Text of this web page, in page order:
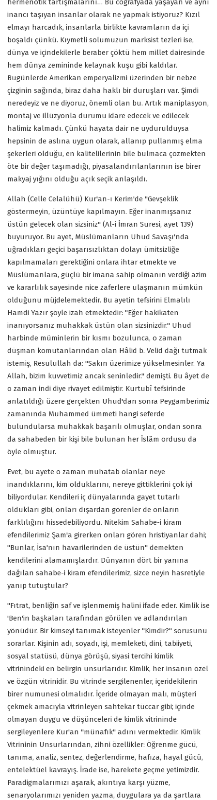
hermenötik tartışmalarını… Bu coğrafyada yaşayan ve aynı
inancı taşıyan insanlar olarak ne yapmak istiyoruz? Kızıl
elmayı harcadık, insanlarla birlikte kavramların da içi
boşaldı çünkü. Kıymetli solumuzun marksist tezleri ise,
dünya ve içindekilerle beraber çöktü hem millet dairesinde
hem dünya zemininde kelaynak kuşu gibi kaldılar.
Bugünlerde Amerikan emperyalizmi üzerinden bir nebze
çizginin sağında, biraz daha haklı bir duruşları var. Şimdi
neredeyiz ve ne diyoruz, önemli olan bu. Artık maniplasyon,
montaj ve illüzyonla durumu idare edecek ve edilecek
halimiz kalmadı. Çünkü hayata dair ne uydurulduysa
hepsinin de aslına uygun olarak, allanıp pullanmış elma
şekerleri olduğu, en kalitelilerinin bile bulmaca çözmekten
öte bir değer taşımadığı, piyasalandırılanlarının ise birer
makyaj yığını olduğu açık seçik anlaşıldı.
Allah (Celle Celalühü) Kur'an-ı Kerim'de "Gevşeklik
göstermeyin, üzüntüye kapılmayın. Eğer inanmışsanız
üstün gelecek olan sizsiniz" (Al-i İmran Suresi, ayet 139)
buyuruyor. Bu ayet, Müslümanların Uhud Savaşı'nda
uğradıkları geçici başarısızlıktan dolayı ümitsizliğe
kapılmamaları gerektiğini onlara ihtar etmekte ve
Müslümanlara, güçlü bir imana sahip olmanın verdiği azim
ve kararlılık sayesinde nice zaferlere ulaşmanın mümkün
olduğunu müjdelemektedir. Bu ayetin tefsirini Elmalılı
Hamdi Yazır şöyle izah etmektedir: "Eğer hakikaten
inanıyorsanız muhakkak üstün olan sizsinizdir." Uhud
harbinde müminlerin bir kısmı bozulunca, o zaman
düşman komutanlarından olan Hâlid b. Velid dağı tutmak
istemiş, Resulullah da: "Sakın üzerimize yükselmesinler. Ya
Allah, bizim kuvvetimiz ancak seninledir." demişti. Bu âyet de
o zaman indi diye rivayet edilmiştir. Kurtubî tefsirinde
anlatıldığı üzere gerçekten Uhud'dan sonra Peygamberimiz
zamanında Muhammed ümmeti hangi seferde
bulundularsa muhakkak başarılı olmuşlar, ondan sonra
da sahabeden bir kişi bile bulunan her İslâm ordusu da
öyle olmuştur.
Evet, bu ayete o zaman muhatab olanlar neye
inandıklarını, kim olduklarını, nereye gittiklerini çok iyi
biliyordular. Kendileri iç dünyalarında gayet tutarlı
oldukları gibi, onları dışardan görenler de onların
farklılığını hissedebiliyordu. Nitekim Sahabe-i kiram
efendilerimiz Şam'a girerken onları gören hristiyanlar dahi;
"Bunlar, İsa'nın havarilerinden de üstün" demekten
kendilerini alamamışlardır. Dünyanın dört bir yanına
dağılan sahabe-i kiram efendilerimiz, sizce neyin hasretiyle
yanıp tutuştular?
"Fıtrat, benliğin saf ve işlenmemiş halini ifade eder. Kimlik ise
'Ben'in başkaları tarafından görülen ve adlandırılan
yönüdür. Bir kimseyi tanımak isteyenler "Kimdir?" sorusunu
sorarlar. Kişinin adı, soyadı, işi, memleketi, dini, tabiiyeti,
sosyal statüsü, dünya görüşü, siyasi tercihi kimlik
vitrinindeki en belirgin unsurlarıdır. Kimlik, her insanın özel
ve özgün vitrinidir. Bu vitrinde sergilenenler, içeridekilerin
birer numunesi olmalıdır. İçeride olmayan malı, müşteri
çekmek amacıyla vitrinleyen sahtekar tüccar gibi; içinde
olmayan duygu ve düşünceleri de kimlik vitrininde
sergileyenlere Kur'an "münafık" adını vermektedir. Kimlik
Vitrininin Unsurlarından, zihni özellikler: Öğrenme gücü,
tanıma, analiz, sentez, değerlendirme, hafıza, hayal gücü,
entelektüel kavrayış. İrade ise, harekete geçme yetimizdir.
Paradigmalarımızı aşarak, akıntıya karşı yüzme,
senaryolarımızı yeniden yazma, duygulara ya da şartlara